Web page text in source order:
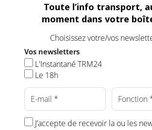
Toute l’info transport,
moment dans votre
Choisissez votre/vos
Vos newsletters
L'Instantané TRM24
Le 18h
J’accepte de recevoir la ou les